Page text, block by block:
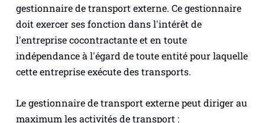
gestionnaire de transport externe. Ce gestionnaire
doit exercer ses fonction dans l'intérêt de
l'entreprise cocontractante et en toute
indépendance à l'égard de toute entité pour laquelle
cette entreprise exécute des transports.
Le gestionnaire de transport externe peut diriger au
maximum les activités de transport :